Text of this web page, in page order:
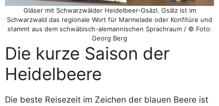
Gläser mit Schwarzwälder Heidelbeer-Gsäzl. Gsälz ist im
Schwarzwald das regionale Wort für Marmelade oder Konfitüre und
stammt aus dem schwäbisch-alemannischen Sprachraum / © Foto:
Georg Berg
Die kurze Saison der
Heidelbeere
Die beste Reisezeit im Zeichen der blauen Beere ist